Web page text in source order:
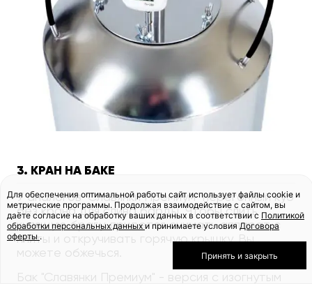
3. КРАН НА БАКЕ
У аналогов "Славянки Премиум" перегонный куб
без крана для слива барды. Чтобы слить
кипящую брагу, придется снимать аппарат с
плиты и откручивать горячую крышку. Вы
можете обжечься.
Бак "Славянки Премиум" - версия с изогнутым
Для обеспечения оптимальной работы сайт использует файлы cookie и
метрические программы. Продолжая взаимодействие с сайтом, вы
даёте согласие на обработку ваших данных в соответствии с Политикой
обработки персональных данныхи принимаете условияДоговора
оферты.
Принять и закрыть